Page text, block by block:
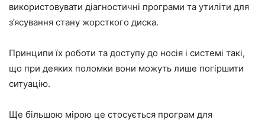
використовувати діагностичні програми та утиліти для
з’ясування стану жорсткого диска.
Принципи їх роботи та доступу до носія і системі такі,
що при деяких поломки вони можуть лише погіршити
ситуацію.
Ще більшою мірою це стосується програм для